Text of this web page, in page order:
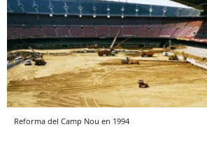
Reforma del Camp Nou en 1994